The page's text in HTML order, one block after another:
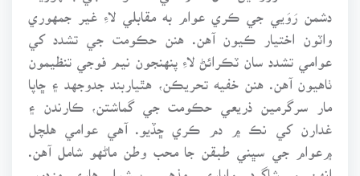
دشمن رَوَيي جي ڪري عوام به مقابلي لاءِ غير جمهوري
واٽون اختيار ڪيون آهن. هنن حڪومت جي تشدد کي
عوامي تشدد سان ٽڪرائڻ لاءِ پنهنجون نيم فوجي تنظيمون
ٺاهيون آهن. هنن خفيه تحريڪن، هٿياربند جدوجهد ۽ ڇاپا
مار سرگرمين ذريعي حڪومت جي گماشتن، ڪارندن ۽
غدارن کي نڪ ۾ دم ڪري ڇڏيو. آهي عوامي هلچل
۾عوام جي سڀني طبقن جا محب وطن ماڻهو شامل آهن.
انهن ۾ شاگرد، واپاري، مذهبي پيشوا، هاري مزدور،